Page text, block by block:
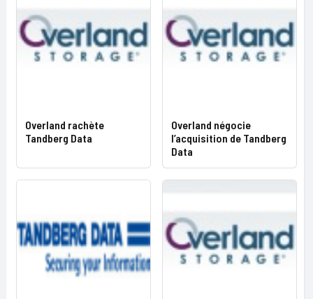
Overland rachète
Tandberg Data
Overland négocie
l’acquisition de Tandberg
Data